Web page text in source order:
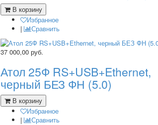
В корзину
Избранное
|
Сравнить
37 000,00 руб.
Атол 25Ф RS+USB+Ethernet,
черный БЕЗ ФН (5.0)
В корзину
Избранное
|
Сравнить